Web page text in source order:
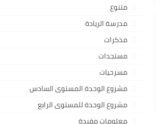
متنوع
مدرسة الريادة
مذكرات
مستجدات
مسرحيات
مشروع الوحدة المستوى السادس
مشروع الوحدة للمستوى الرابع
معلومات مفيدة